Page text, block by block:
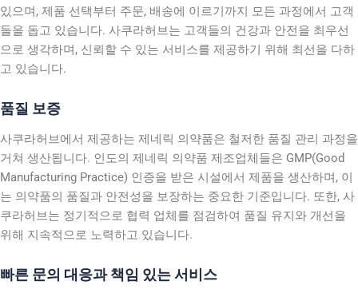
있으며, 제품 선택부터 주문, 배송에 이르기까지 모든 과정에서 고객
들을 돕고 있습니다. 사쿠라허브는 고객들의 건강과 안전을 최우선
으로 생각하며, 신뢰할 수 있는 서비스를 제공하기 위해 최선을 다하
고 있습니다.
품질 보증
사쿠라허브에서 제공하는 제네릭 의약품은 철저한 품질 관리 과정을
거쳐 생산됩니다. 인도의 제네릭 의약품 제조업체들은 GMP(Good
Manufacturing Practice) 인증을 받은 시설에서 제품을 생산하며, 이
는 의약품의 품질과 안전성을 보장하는 중요한 기준입니다. 또한, 사
쿠라허브는 정기적으로 협력 업체를 점검하여 품질 유지와 개선을
위해 지속적으로 노력하고 있습니다.
빠른 문의 대응과 책임 있는 서비스